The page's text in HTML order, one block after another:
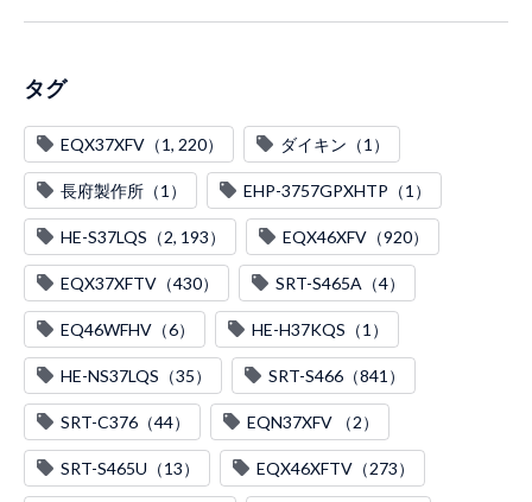
タグ
EQX37XFV（1, 220） ダイキン（1）
長府製作所（1） EHP-3757GPXHTP（1）
HE-S37LQS（2, 193） EQX46XFV（920）
EQX37XFTV（430） SRT-S465A（4）
EQ46WFHV（6） HE-H37KQS（1）
HE-NS37LQS（35） SRT-S466（841）
SRT-C376（44） EQN37XFV （2）
SRT-S465U（13） EQX46XFTV（273）